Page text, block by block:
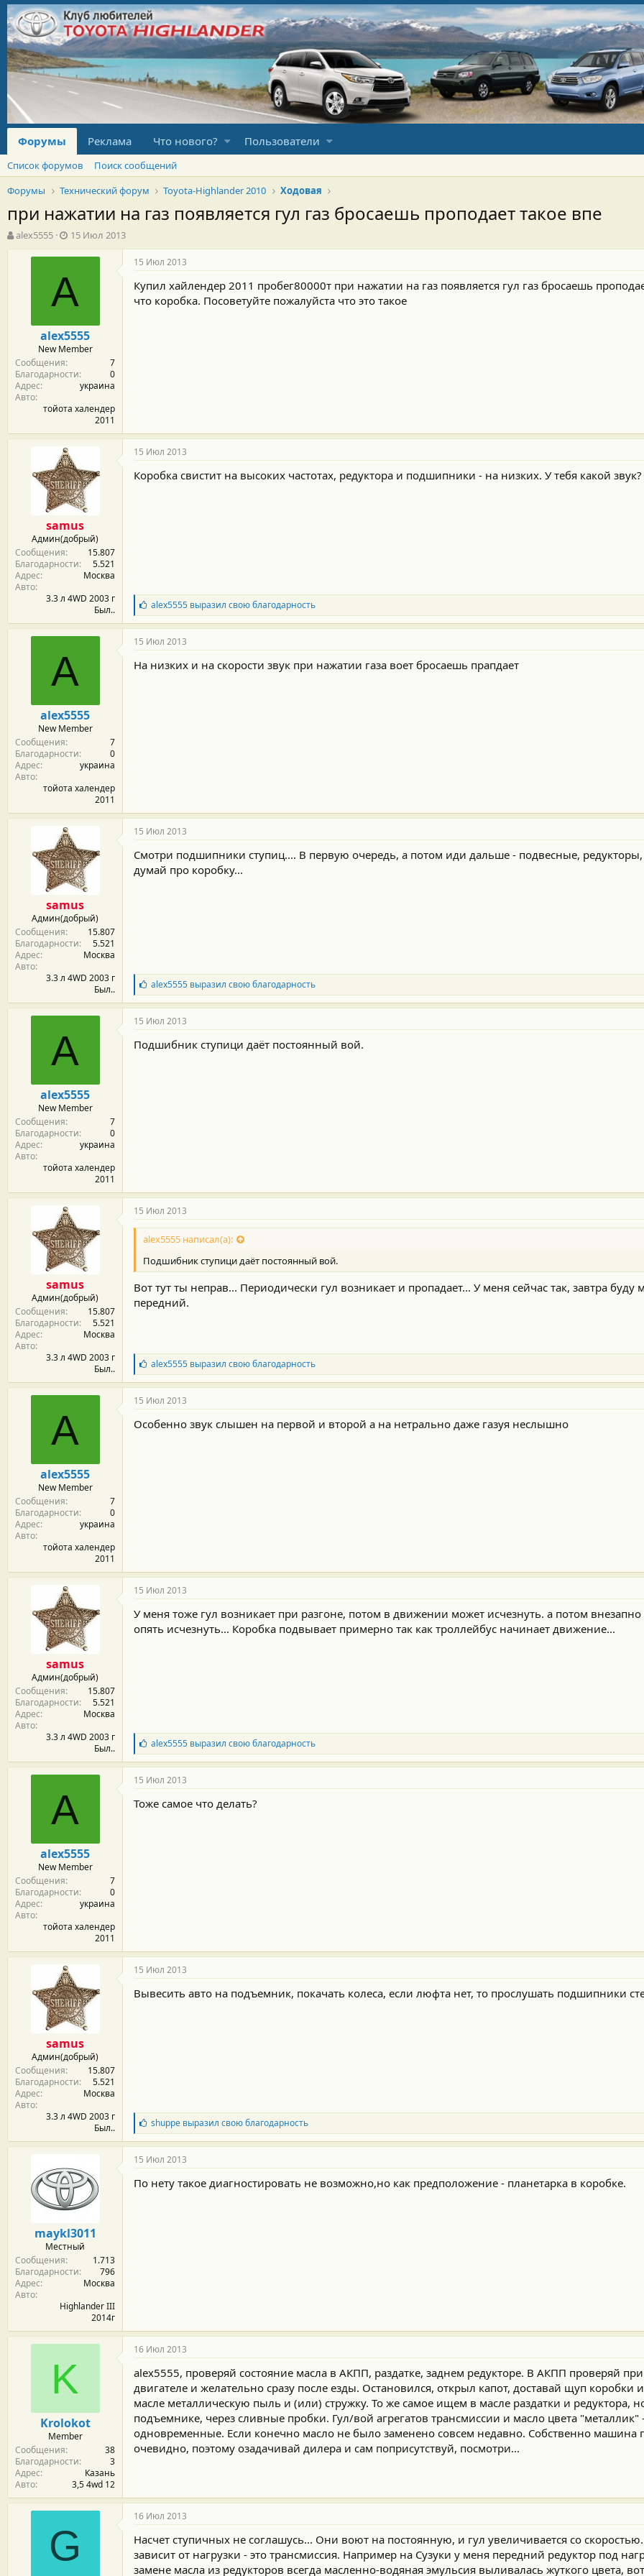
Форумы Реклама Что нового? Пользователи
Список форумов
Поиск сообщений
Форумы
Технический форум Toyota-Highlander 2010 Ходовая
при нажатии на газ появляется гул газ бросаешь проподает такое впе
А
в
alex5555
Д
а
т
н
а
а
л
а
15 Июл 2013
A
alex5555
New Member
Сообщения
7
Благодарности
0
Адрес
украина
Авто
тойота халендер
2011
15 Июл 2013
Купил хайлендер 2011 пробег80000т при нажатии на газ появляется гул газ бросаешь
что коробка. Посоветуйте пожалуйста что это такое
samus
Админ(добрый)
Сообщения
15.807
Благодарности
5.521
Адрес
Москва
Авто
3.3 л 4WD 2003 г
Был..
15 Июл 2013
Коробка свистит на высоких частотах, редуктора и подшипники - на низких. У тебя какой звук?
Б
л
а
г
о
д
а
alex5555выразил свою благодарность
A
alex5555
New Member
Сообщения
7
Благодарности
0
Адрес
украина
Авто
тойота халендер
2011
15 Июл 2013
На низких и на скорости звук при нажатии газа воет бросаешь прапдает
samus
Админ(добрый)
Сообщения
15.807
Благодарности
5.521
Адрес
Москва
Авто
3.3 л 4WD 2003 г
Был..
15 Июл 2013
Смотри подшипники ступиц.... В первую очередь, а потом иди дальше - подвесные,
думай про коробку...
Б
л
а
г
о
д
а
alex5555выразил свою благодарность
A
alex5555
New Member
Сообщения
7
Благодарности
0
Адрес
украина
Авто
тойота халендер
2011
15 Июл 2013
Подшибник ступици даёт постоянный вой.
samus
Админ(добрый)
Сообщения
15.807
Благодарности
5.521
Адрес
Москва
Авто
3.3 л 4WD 2003 г
Был..
15 Июл 2013
alex5555 написал(а):
Подшибник ступици даёт постоянный вой.
Вот тут ты неправ... Периодически гул возникает и пропадает... У меня сейчас так, завтра буду
передний.
Б
л
а
г
о
д
а
alex5555выразил свою благодарность
A
alex5555
New Member
Сообщения
7
Благодарности
0
Адрес
украина
Авто
тойота халендер
2011
15 Июл 2013
Особенно звук слышен на первой и второй а на нетрально даже газуя неслышно
samus
Админ(добрый)
Сообщения
15.807
Благодарности
5.521
Адрес
Москва
Авто
3.3 л 4WD 2003 г
Был..
15 Июл 2013
У меня тоже гул возникает при разгоне, потом в движении может исчезнуть. а потом внезапно
опять исчезнуть... Коробка подвывает примерно так как троллейбус начинает движение...
Б
л
а
г
о
д
а
alex5555выразил свою благодарность
A
alex5555
New Member
Сообщения
7
Благодарности
0
Адрес
украина
Авто
тойота халендер
2011
15 Июл 2013
Тоже самое что делать?
samus
Админ(добрый)
Сообщения
15.807
Благодарности
5.521
Адрес
Москва
Авто
3.3 л 4WD 2003 г
Был..
15 Июл 2013
Вывесить авто на подъемник, покачать колеса, если люфта нет, то прослушать подшипники
Б
л
а
г
о
д
а
shuppeвыразил свою благодарность
maykl3011
Местный
Сообщения
1.713
Благодарности
796
Адрес
Москва
Авто
Highlander III
2014г
15 Июл 2013
По нету такое диагностировать не возможно,но как предположение - планетарка в коробке.
K
Krolokot
Member
Сообщения
38
Благодарности
3
Адрес
Казань
Авто
3,5 4wd 12
16 Июл 2013
alex5555, проверяй состояние масла в АКПП, раздатке, заднем редукторе. В АКПП проверяй
двигателе и желательно сразу после езды. Остановился, открыл капот, доставай щуп
масле металлическую пыль и (или) стружку. То же самое ищем в масле раздатки и редуктора,
подъемнике, через сливные пробки. Гул/вой агрегатов трансмиссии и масло цвета
одновременные. Если конечно масло не было заменено совсем недавно. Собственно машина
очевидно, поэтому озадачивай дилера и сам поприсутствуй, посмотри...
G
16 Июл 2013
Насчет ступичных не соглашусь... Они воют на постоянную, и гул увеличивается со
зависит от нагрузки - это трансмиссия. Например на Сузуки у меня передний редуктор под
замене масла из редукторов всегда масленно-водяная эмульсия выливалась жуткого цвета,